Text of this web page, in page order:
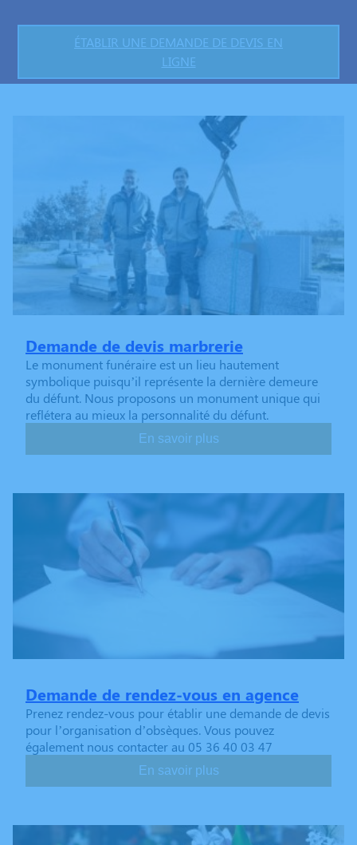
ÉTABLIR UNE DEMANDE DE DEVIS EN
LIGNE
Demande de devis marbrerie
Le monument funéraire est un lieu hautement
symbolique puisqu’il représente la dernière demeure
du défunt. Nous proposons un monument unique qui
reflétera au mieux la personnalité du défunt.
En savoir plus
Demande de rendez-vous en agence
Prenez rendez-vous pour établir une demande de devis
pour l’organisation d’obsèques. Vous pouvez
également nous contacter au 05 36 40 03 47
En savoir plus